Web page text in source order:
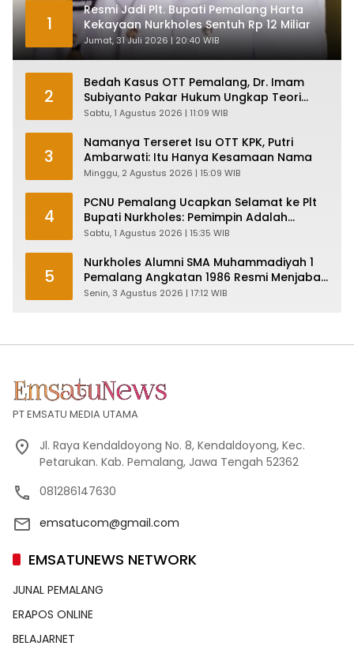
1
Resmi Jadi Plt. Bupati Pemalang Harta
Kekayaan Nurkholes Sentuh Rp 12 Miliar
Jumat, 31 Juli 2026 | 20:40 WIB
2
Bedah Kasus OTT Pemalang, Dr. Imam
Subiyanto Pakar Hukum Ungkap Teori
Penyertaan KPK
Sabtu, 1 Agustus 2026 | 11:09 WIB
3
Namanya Terseret Isu OTT KPK, Putri
Ambarwati: Itu Hanya Kesamaan Nama
Minggu, 2 Agustus 2026 | 15:09 WIB
4
PCNU Pemalang Ucapkan Selamat ke Plt
Bupati Nurkholes: Pemimpin Adalah
Pelayan Rakyat!
Sabtu, 1 Agustus 2026 | 15:35 WIB
5
Nurkholes Alumni SMA Muhammadiyah 1
Pemalang Angkatan 1986 Resmi Menjabat
Plt Bupati, Inilah Pesan Ketua Asmam 86
Senin, 3 Agustus 2026 | 17:12 WIB
PT EMSATU MEDIA UTAMA
Jl. Raya Kendaldoyong No. 8, Kendaldoyong, Kec.
Petarukan. Kab. Pemalang, Jawa Tengah 52362
081286147630
emsatucom@gmail.com
EMSATUNEWS NETWORK
JUNAL PEMALANG
ERAPOS ONLINE
BELAJARNET